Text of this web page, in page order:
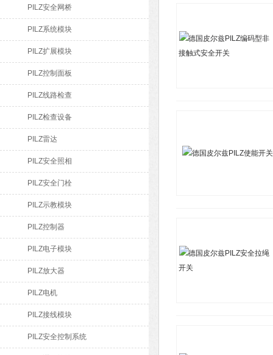
PILZ安全网桥
PILZ系统模块
PILZ扩展模块
PILZ控制面板
PILZ线路检查
PILZ检查设备
PILZ雷达
PILZ安全照相
PILZ安全门栓
PILZ示教模块
PILZ控制器
PILZ电子模块
PILZ放大器
PILZ电机
PILZ接线模块
PILZ安全控制系统